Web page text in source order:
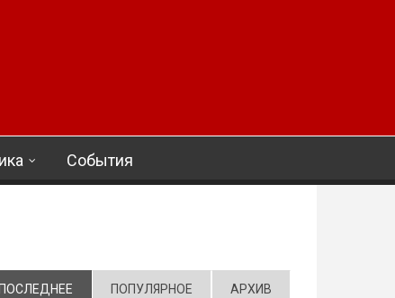
События
ПОСЛЕДНЕЕ (АКТИВНАЯ ВКЛАДКА)
ПОПУЛЯРНОЕ АРХИВ